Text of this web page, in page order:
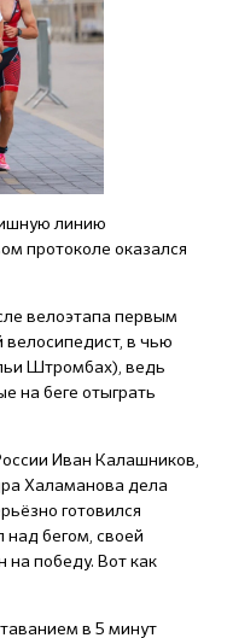
линию
протоколе оказался
велоэтапа первым
в чью
Штромбах), ведь
на беге отыграть
Иван Калашников,
Халаманова дела
готовился
над бегом, своей
на победу. Вот как
в 5 минут